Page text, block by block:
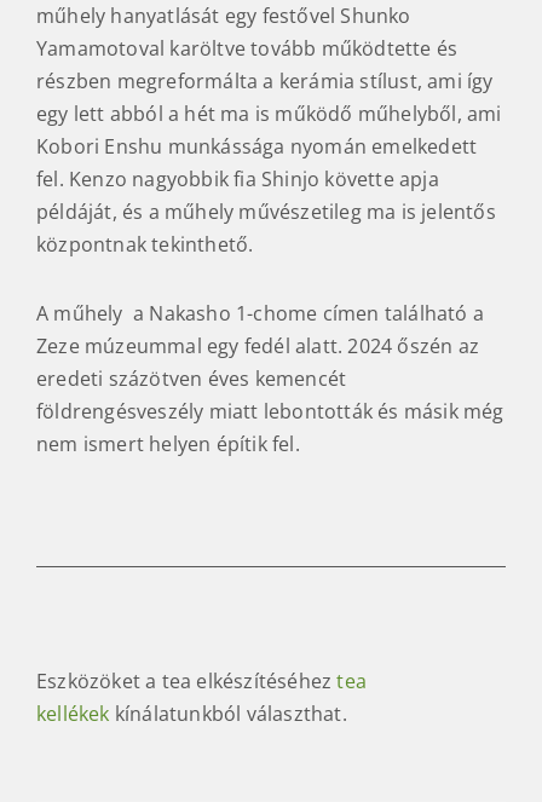
műhely hanyatlását egy festővel Shunko
Yamamotoval karöltve tovább működtette és
részben megreformálta a kerámia stílust, ami így
egy lett abból a hét ma is működő műhelyből, ami
Kobori Enshu munkássága nyomán emelkedett
fel. Kenzo nagyobbik fia Shinjo követte apja
példáját, és a műhely művészetileg ma is jelentős
központnak tekinthető.
A műhely a Nakasho 1-chome címen található a
Zeze múzeummal egy fedél alatt. 2024 őszén az
eredeti százötven éves kemencét
földrengésveszély miatt lebontották és másik még
nem ismert helyen építik fel.
Eszközöket a tea elkészítéséhez tea
kellékek kínálatunkból választhat.